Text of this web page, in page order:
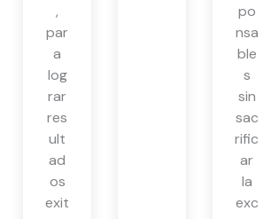
,
par
a
log
rar
res
ult
ad
os
exit
po
nsa
ble
s
sin
sac
rific
ar
la
exc